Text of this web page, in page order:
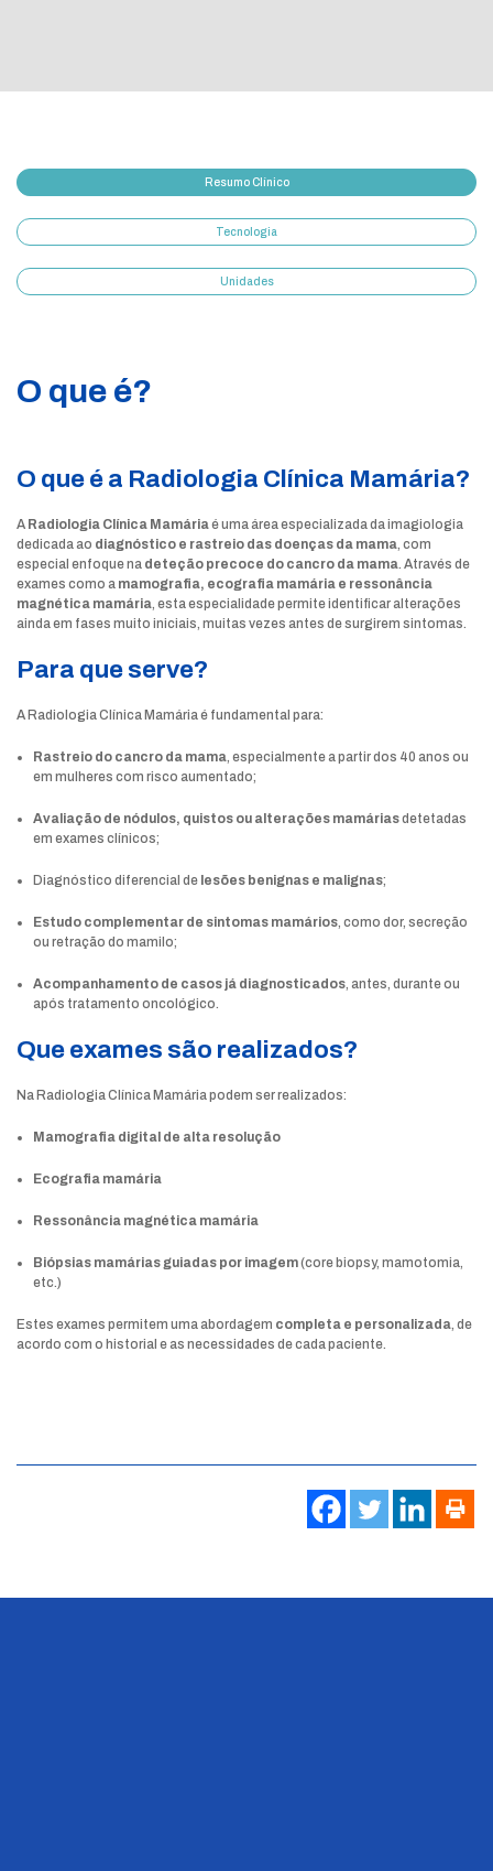
Resumo Clínico
Tecnologia
Unidades
O que é?
O que é a Radiologia Clínica Mamária?
A Radiologia Clínica Mamáriaé uma área especializada da imagiologia
dedicada ao diagnóstico e rastreio das doenças da mama , com
especial enfoque na deteção precoce do cancro da mama . Através de
exames como a mamografia, ecografia mamária e ressonância
magnética mamária , esta especialidade permite identificar alterações
ainda em fases muito iniciais, muitas vezes antes de surgirem sintomas.
Para que serve?
A Radiologia Clínica Mamária é fundamental para:
Rastreio do cancro da mama , especialmente a partir dos 40 anos ou
em mulheres com risco aumentado;
Avaliação de nódulos, quistos ou alterações mamáriasdetetadas
em exames clínicos;
Diagnóstico diferencial de lesões benignas e malignas;
Estudo complementar de sintomas mamários , como dor, secreção
ou retração do mamilo;
Acompanhamento de casos já diagnosticados , antes, durante ou
após tratamento oncológico.
Que exames são realizados?
Na Radiologia Clínica Mamária podem ser realizados:
Mamografia digital de alta resolução
Ecografia mamária
Ressonância magnética mamária
Biópsias mamárias guiadas por imagem(core biopsy, mamotomia,
etc.)
Estes exames permitem uma abordagem completa e personalizada , de
acordo com o historial e as necessidades de cada paciente.